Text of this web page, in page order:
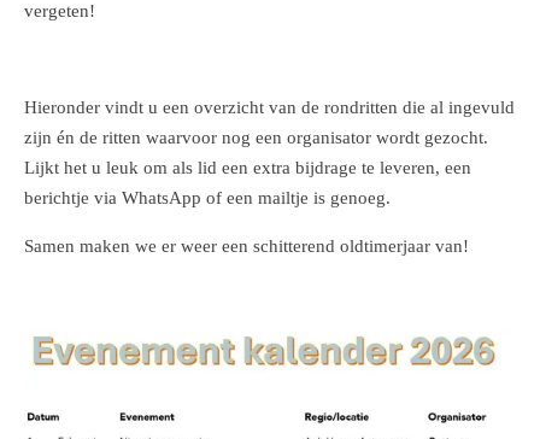
vergeten!
Hieronder vindt u een overzicht van de rondritten die al ingevuld
zijn én de ritten waarvoor nog een organisator wordt gezocht.
Lijkt het u leuk om als lid een extra bijdrage te leveren, een
berichtje via WhatsApp of een mailtje is genoeg.
Samen maken we er weer een schitterend oldtimerjaar van!